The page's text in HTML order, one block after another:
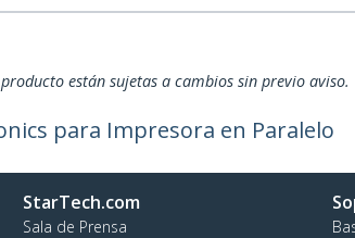
están sujetas a cambios sin previo aviso.
para Impresora en Paralelo
StarTech.com
Sala de Prensa